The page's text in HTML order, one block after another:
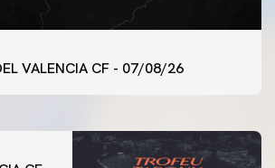
VALENCIA CF - 07/08/26
DEL VALENCIA CF 7/8/2026